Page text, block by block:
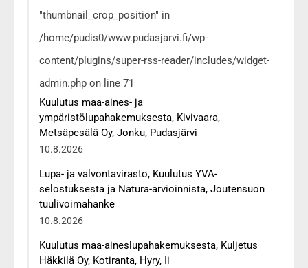
"thumbnail_crop_position" in
/home/pudis0/www.pudasjarvi.fi/wp-
content/plugins/super-rss-reader/includes/widget-
admin.php on line 71
Kuulutus maa-aines- ja
ympäristölupahakemuksesta, Kivivaara,
Metsäpesälä Oy, Jonku, Pudasjärvi
10.8.2026
Lupa- ja valvontavirasto, Kuulutus YVA-
selostuksesta ja Natura-arvioinnista, Joutensuon
tuulivoimahanke
10.8.2026
Kuulutus maa-aineslupahakemuksesta, Kuljetus
Häkkilä Oy, Kotiranta, Hyry, Ii